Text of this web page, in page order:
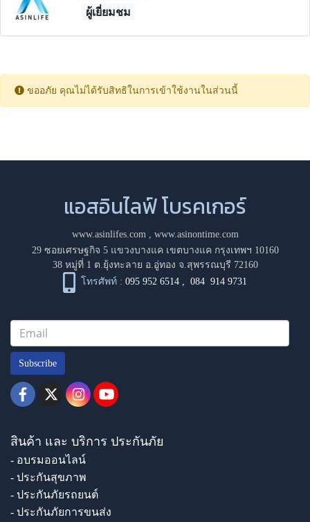
ผู้เยี่ยมชม
ขออภัย คุณไม่ได้รับสิทธิในการเข้าใช้งานในส่วนนี้
แอสอินไลฟ์ โบรคเกอร์
www.asinlifes.com, www.asinontime.com
29 ซอยเศรษฐกิจ 5 แขวงบางแค เขตบางแค กรุงเทพฯ 10160
38 หมู่ที่ 1 ต.ยุ้งทะลาย อ.อู่ทอง จ.สุพรรณบุรี 72160
โทรศัพท์ : 095 952 6514 ,084 914 9731
Subscribe
สินค้า และ บริการ ประกันภัย
- อบรมออนไลน์
- ประกันสุขภาพ
- ประกันภัยรถยนต์
- ประกันภัยการขนส่ง